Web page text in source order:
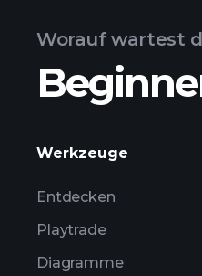
Worauf wartest
Werkzeuge
Entdecken
Playtrade
Diagramme